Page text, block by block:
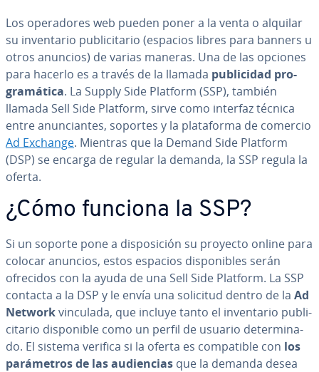
Los ope­ra­do­res web pueden poner a la venta o alquilar
su in­ve­n­ta­rio pu­bli­ci­ta­rio (espacios libres para banners u
otros anuncios) de varias maneras. Una de las opciones
para hacerlo es a través de la llamada pu­bli­ci­dad pro­
gra­má­ti­ca. La Supply Side Platform (SSP), también
llamada Sell Side Platform, sirve como interfaz técnica
entre anu­n­cia­n­tes, soportes y la pla­ta­fo­r­ma de comercio
Ad Exchange. Mientras que la Demand Side Platform
(DSP) se encarga de regular la demanda, la SSP regula la
oferta.
¿Cómo funciona la SSP?
Si un soporte pone a di­s­po­si­ción su proyecto online para
colocar anuncios, estos espacios di­s­po­ni­bles serán
ofrecidos con la ayuda de una Sell Side Platform. La SSP
contacta a la DSP y le envía una solicitud dentro de la Ad
Networkvinculada, que incluye tanto el in­ve­n­ta­rio pu­bli­
ci­ta­rio di­s­po­ni­ble como un perfil de usuario de­te­r­mi­na­
do. El sistema verifica si la oferta es co­m­pa­ti­ble con los
pa­rá­me­tros de las au­die­n­cias que la demanda desea